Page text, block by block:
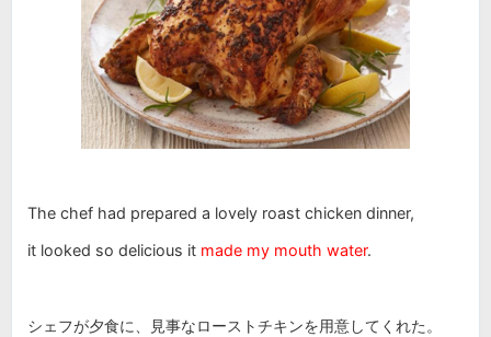
The chef had prepared a lovely roast chicken dinner,
it looked so delicious it made my mouth water.
シェフが夕食に、見事なローストチキンを用意してくれた。